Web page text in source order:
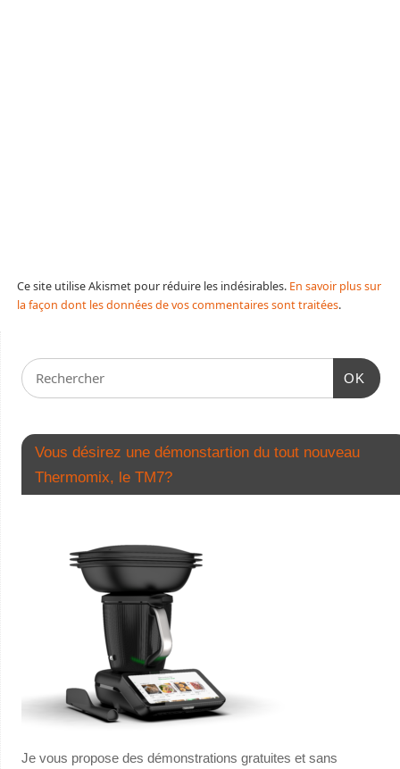
Ce site utilise Akismet pour réduire les indésirables. En savoir plus sur
la façon dont les données de vos commentaires sont traitées.
OK
Vous désirez une démonstartion du tout nouveau
Thermomix, le TM7?
Je vous propose des démonstrations gratuites et sans